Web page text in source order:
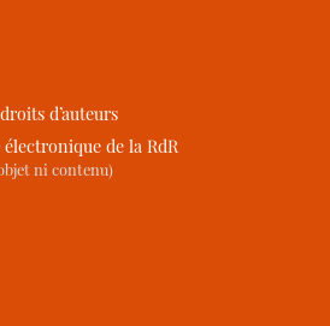
d’auteurs
de la RdR
ni contenu)